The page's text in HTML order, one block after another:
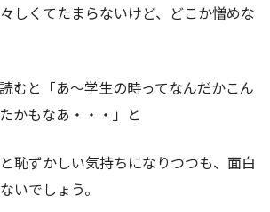
しくてたまらないけど、どこか憎めな
むと「あ〜学生の時ってなんだかこん
かもなあ・・・」と
恥ずかしい気持ちになりつつも、面白
いでしょう。